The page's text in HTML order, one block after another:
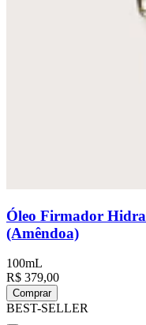
Óleo Firmador
(Amêndoa)
100mL
R$ 379,00
Comprar
BEST-SELLER